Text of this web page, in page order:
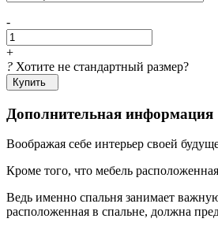
-
+
? Хотите не стандартный размер?
Купить
Дополнительная информация
Воображая себе интерьер своей
Кроме того, что мебель
Ведь именно спальня занимает
расположенная в спальне, должна